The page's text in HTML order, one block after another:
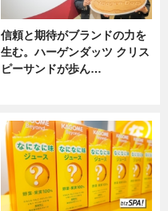
信頼と期待がブランドの力を
生む。ハーゲンダッツ クリス
ピーサンドが歩ん…